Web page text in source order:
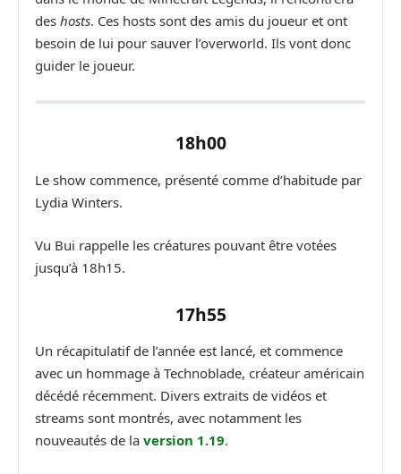
des hosts. Ces hosts sont des amis du joueur et ont
besoin de lui pour sauver l’overworld. Ils vont donc
guider le joueur.
18h00
Le show commence, présenté comme d’habitude par
Lydia Winters.
Vu Bui rappelle les créatures pouvant être votées
jusqu’à 18h15.
17h55
Un récapitulatif de l’année est lancé, et commence
avec un hommage à Technoblade, créateur américain
décédé récemment. Divers extraits de vidéos et
streams sont montrés, avec notamment les
nouveautés de la version 1.19.